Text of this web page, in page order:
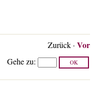
Zurück · Vor
Gehe zu: